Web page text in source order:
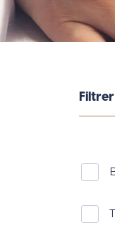
Filtrer